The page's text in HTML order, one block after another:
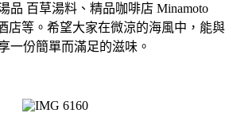
品 百草湯料、精品咖啡店 Minamoto
店等。希望大家在微涼的海風中，能與
一份簡單而滿足的滋味。